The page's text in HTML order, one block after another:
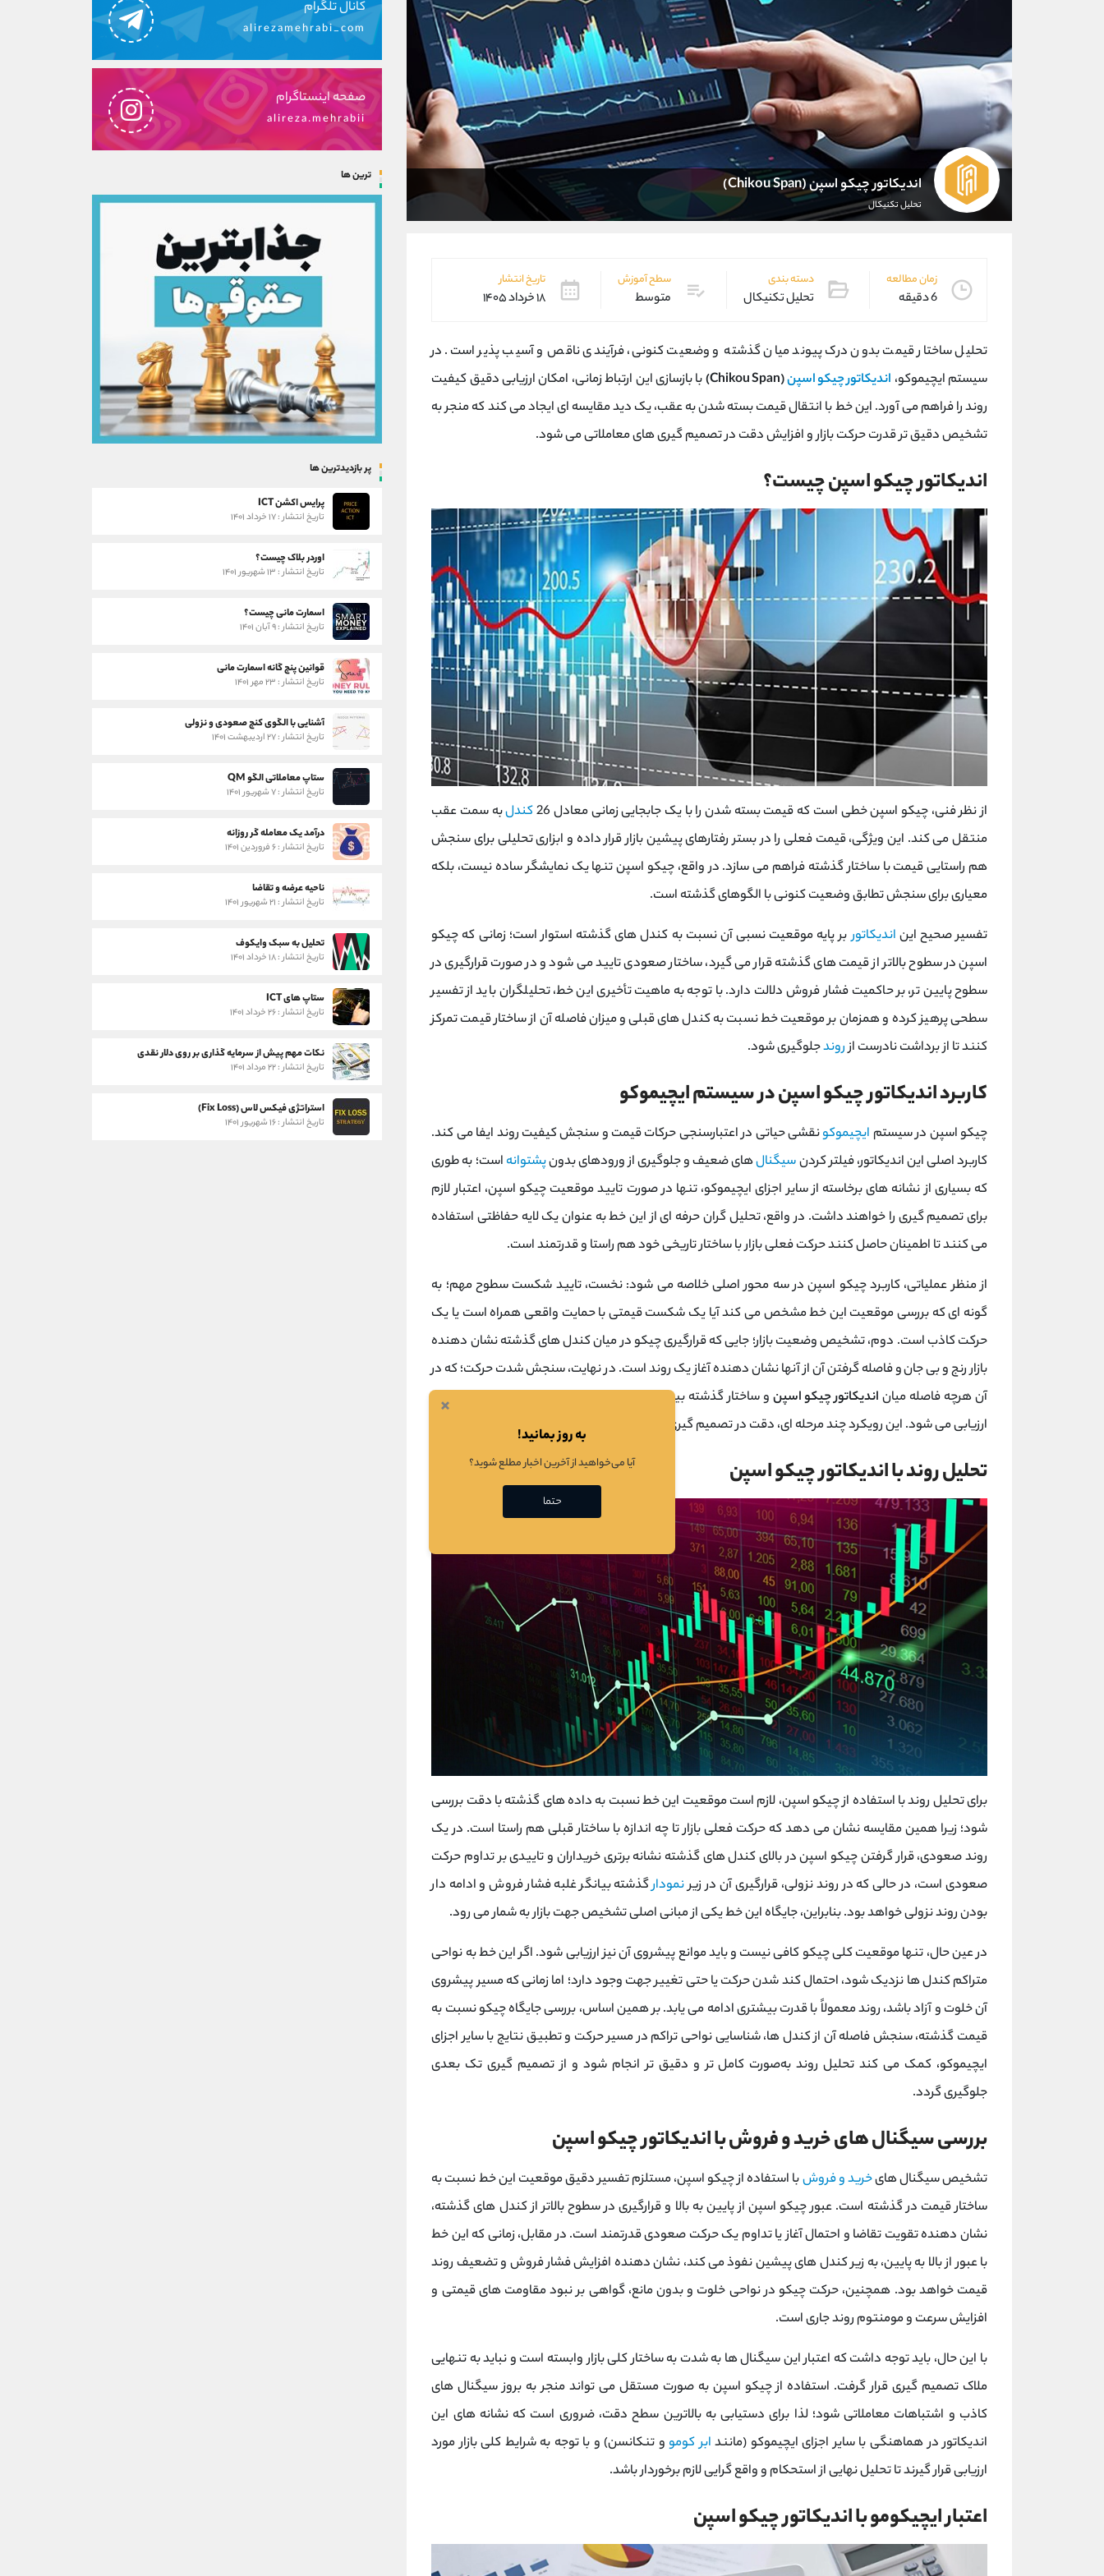
اندیکاتور چیکو اسپن (Chikou Span)
تحلیل تکنیکال
زمان مطالعه
6 دقیقه
دسته بندی
تحلیل تکنیکال
سطح آموزش
متوسط
تاریخ انتشار
۱۸ خرداد ۱۴۰۵
تحلیل ساختار قیمت بدون درک پیوند میان گذشته و وضعیت کنونی، فرآیندی ناقص و آسیب ‌پذیر است. در
سیستم ایچیموکو، اندیکاتور چیکو اسپن(Chikou Span)
با بازسازی این ارتباط زمانی، امکان ارزیابی دقیق کیفیت
روند را فراهم می ‌آورد. این خط با انتقال قیمت بسته شدن به عقب، یک دید مقایسه ‌ای ایجاد می ‌کند که منجر به
تشخیص دقیق ‌تر قدرت حرکت بازار و افزایش دقت در تصمیم‌ گیری ‌های معاملاتی می ‌شود.
اندیکاتور چیکو اسپن چیست؟
از نظر فنی، چیکو اسپن خطی است که قیمت بسته شدن را با یک جابجایی زمانی معادل 26 کندلبه سمت عقب
منتقل می‌ کند. این ویژگی، قیمت فعلی را در بستر رفتارهای پیشین بازار قرار داده و ابزاری تحلیلی برای سنجش
هم ‌راستایی قیمت با ساختار گذشته فراهم می‌ سازد. در واقع، چیکو اسپن تنها یک نمایشگر ساده نیست، بلکه
معیاری برای سنجش تطابق وضعیت کنونی با الگوهای گذشته است.
تفسیر صحیح این اندیکاتوربر پایه موقعیت نسبی آن نسبت به کندل ‌های گذشته استوار است؛ زمانی که چیکو
اسپن در سطوح بالاتر از قیمت ‌های گذشته قرار می‌ گیرد، ساختار صعودی تایید می‌ شود و در صورت قرارگیری در
سطوح پایین‌ تر، بر حاکمیت فشار فروش دلالت دارد. با توجه به ماهیت تأخیری این خط، تحلیلگران باید از تفسیر
سطحی پرهیز کرده و همزمان بر موقعیت خط نسبت به کندل ‌های قبلی و میزان فاصله آن از ساختار قیمت تمرکز
کنند تا از برداشت نادرست ازروندجلوگیری شود.
کاربرد اندیکاتور چیکو اسپن در سیستم ایچیموکو
چیکو اسپن در سیستم ایچیموکونقشی حیاتی در اعتبارسنجی حرکات قیمت و سنجش کیفیت روند ایفا می‌ کند.
کاربرد اصلی این اندیکاتور، فیلتر کردنسیگنال‌های ضعیف و جلوگیری از ورودهای بدونپشتوانه است؛ به طوری
که بسیاری از نشانه‌ های برخاسته از سایر اجزای ایچیموکو، تنها در صورت تایید موقعیت چیکو اسپن، اعتبار لازم
برای تصمیم ‌گیری را خواهند داشت. در واقع، تحلیل ‌گران حرفه ‌ای از این خط به عنوان یک لایه حفاظتی استفاده
می‌ کنند تا اطمینان حاصل کنند حرکت فعلی بازار با ساختار تاریخی خود هم‌ راستا و قدرتمند است.
از منظر عملیاتی، کاربرد چیکو اسپن در سه محور اصلی خلاصه می‌ شود: نخست، تایید شکست سطوح مهم؛ به
گونه ‌ای که بررسی موقعیت این خط مشخص می ‌کند آیا یک شکست قیمتی با حمایت واقعی همراه است یا یک
حرکت کاذب است. دوم، تشخیص وضعیت بازار؛ جایی که قرارگیری چیکو در میان کندل ‌های گذشته نشان‌ دهنده
بازار رنج و بی‌ جان و فاصله گرفتن آن از آنها نشان ‌دهنده آغاز یک روند است. در نهایت، سنجش شدت حرکت؛ که در
آن هرچه فاصله میان اندیکاتور چیکو اسپنو ساختار گذشته بیشتر باشد، قدرت و
حرکت قیمت بیشتر
ارزیابی می‌ شود. این رویکرد چند مرحله ‌ای، دقت در تصمیم‌ گیری را به شدت افزایش می ‌دهد.
تحلیل روند با اندیکاتور چیکو اسپن
برای تحلیل روند با استفاده از چیکو اسپن، لازم است موقعیت این خط نسبت به داده‌ های گذشته با دقت بررسی
شود؛ زیرا همین مقایسه نشان می ‌دهد که حرکت فعلی بازار تا چه اندازه با ساختار قبلی هم‌ راستا است. در یک
روند صعودی، قرار گرفتن چیکو اسپن در بالای کندل ‌های گذشته نشانه برتری خریداران و تاییدی بر تداوم حرکت
صعودی است، در حالی که در روند نزولی، قرارگیری آن در زیرنمودارگذشته بیانگر غلبه فشار فروش و ادامه‌ دار
بودن روند نزولی خواهد بود. بنابراین، جایگاه این خط یکی از مبانی اصلی تشخیص جهت بازار به شمار می‌ رود.
در عین حال، تنها موقعیت کلی چیکو کافی نیست و باید موانع پیشروی آن نیز ارزیابی شود. اگر این خط به نواحی
متراکم کندل‌ ها نزدیک شود، احتمال کند شدن حرکت یا حتی تغییر جهت وجود دارد؛ اما زمانی که مسیر پیشروی
آن خلوت و آزاد باشد، روند معمولاً با قدرت بیشتری ادامه می ‌یابد. بر همین اساس، بررسی جایگاه چیکو نسبت به
قیمت گذشته، سنجش فاصله آن از کندل ‌ها، شناسایی نواحی تراکم در مسیر حرکت و تطبیق نتایج با سایر اجزای
ایچیموکو، کمک می کند تحلیل روند به‌صورت کامل ‌تر و دقیق ‌تر انجام شود و از تصمیم‌ گیری تک ‌بعدی
جلوگیری گردد.
بررسی سیگنال‌ های خرید و فروش با اندیکاتور چیکو اسپن
تشخیص سیگنال ‌هایخرید و فروشبا استفاده از چیکو اسپن، مستلزم تفسیر دقیق موقعیت این خط نسبت به
ساختار قیمت در گذشته است. عبور چیکو اسپن از پایین به بالا و قرارگیری در سطوح بالاتر از کندل‌ های گذشته،
نشان ‌دهنده تقویت تقاضا و احتمال آغاز یا تداوم یک حرکت صعودی قدرتمند است. در مقابل، زمانی که این خط
با عبور از بالا به پایین، به زیر کندل ‌های پیشین نفوذ می‌ کند، نشان ‌دهنده افزایش فشار فروش و تضعیف روند
قیمت خواهد بود. همچنین، حرکت چیکو در نواحی خلوت و بدون مانع، گواهی بر نبود مقاومت ‌های قیمتی و
افزایش سرعت و مومنتوم روند جاری است.
با این حال، باید توجه داشت که اعتبار این سیگنال ‌ها به شدت به ساختار کلی بازار وابسته است و نباید به تنهایی
ملاک تصمیم ‌گیری قرار گرفت. استفاده از چیکو اسپن به صورت مستقل می‌ تواند منجر به بروز سیگنال ‌های
کاذب و اشتباهات معاملاتی شود؛ لذا برای دستیابی به بالاترین سطح دقت، ضروری است که نشانه ‌های این
اندیکاتور در هماهنگی با سایر اجزای ایچیموکو (مانند ابر کوموو تنکانسن) و با توجه به شرایط کلی بازار مورد
ارزیابی قرار گیرند تا تحلیل نهایی از استحکام و واقع ‌گرایی لازم برخوردار باشد.
اعتبار ایچیکومو با اندیکاتور چیکو اسپن
کانال تلگرام
alirezamehrabi_com
صفحه اینستاگرام
alireza.mehrabii
ترین ها
پر بازدیدترین ها
پرایس اکشن ICT
تاریخ انتشار : ۱۷ خرداد ۱۴۰۱
اوردر بلاک چیست؟
تاریخ انتشار : ۱۳ شهریور ۱۴۰۱
اسمارت مانی چیست؟
تاریخ انتشار : ۹ آبان ۱۴۰۱
قوانین پنج گانه اسمارت مانی
تاریخ انتشار : ۲۳ مهر ۱۴۰۱
آشنایی با الگوی کنج صعودی و نزولی
تاریخ انتشار : ۲۷ اردیبهشت ۱۴۰۱
ستاپ معاملاتی الگو QM
تاریخ انتشار : ۷ شهریور ۱۴۰۱
درآمد یک معامله گر روزانه
تاریخ انتشار : ۶ فروردین ۱۴۰۱
ناحیه عرضه و تقاضا
تاریخ انتشار : ۲۱ شهریور ۱۴۰۱
تحلیل به سبک وایکوف
تاریخ انتشار : ۱۸ خرداد ۱۴۰۱
ستاپ های ICT
تاریخ انتشار : ۲۶ خرداد ۱۴۰۱
نکات مهم پیش از سرمایه گذاری بر روی دلار نقدی
تاریخ انتشار : ۲۲ مرداد ۱۴۰۱
استراتژی فیکس لاس (Fix Loss)
تاریخ انتشار : ۱۶ شهریور ۱۴۰۱
×
به روز بمانید!
آیا می‌خواهید از آخرین اخبار مطلع شوید؟
حتما